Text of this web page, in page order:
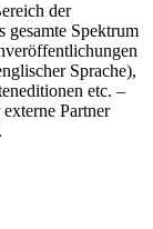
der
Spektrum
Sprache),
etc. –
Partner